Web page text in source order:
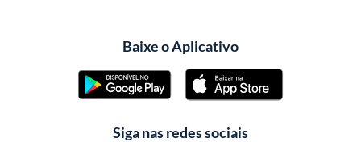
Baixe o Aplicativo
Siga nas redes sociais